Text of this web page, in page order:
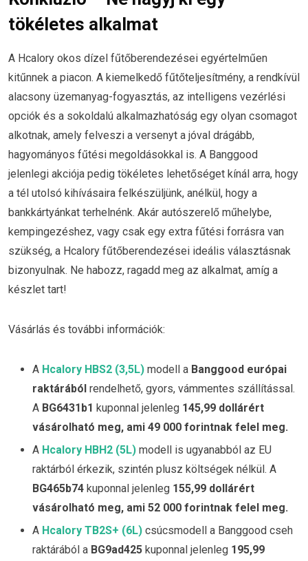
tökéletes alkalmat
A Hcalory okos dízel fűtőberendezései egyértelműen
kitűnnek a piacon. A kiemelkedő fűtőteljesítmény, a rendkívül
alacsony üzemanyag-fogyasztás, az intelligens vezérlési
opciók és a sokoldalú alkalmazhatóság egy olyan csomagot
alkotnak, amely felveszi a versenyt a jóval drágább,
hagyományos fűtési megoldásokkal is. A Banggood
jelenlegi akciója pedig tökéletes lehetőséget kínál arra, hogy
a tél utolsó kihívásaira felkészüljünk, anélkül, hogy a
bankkártyánkat terhelnénk. Akár autószerelő műhelybe,
kempingezéshez, vagy csak egy extra fűtési forrásra van
szükség, a Hcalory fűtőberendezései ideális választásnak
bizonyulnak. Ne habozz, ragadd meg az alkalmat, amíg a
készlet tart!
Vásárlás és további információk:
A Hcalory HBS2 (3,5L) modell a Banggood európai
raktárából rendelhető, gyors, vámmentes szállítással.
A BG6431b1 kuponnal jelenleg 145,99 dollárért
vásárolható meg, ami 49 000 forintnak felel meg.
A Hcalory HBH2 (5L) modell is ugyanabból az EU
raktárból érkezik, szintén plusz költségek nélkül. A
BG465b74 kuponnal jelenleg 155,99 dollárért
vásárolható meg, ami 52 000 forintnak felel meg.
A Hcalory TB2S+ (6L) csúcsmodell a Banggood cseh
raktárából a BG9ad425 kuponnal jelenleg 195,99